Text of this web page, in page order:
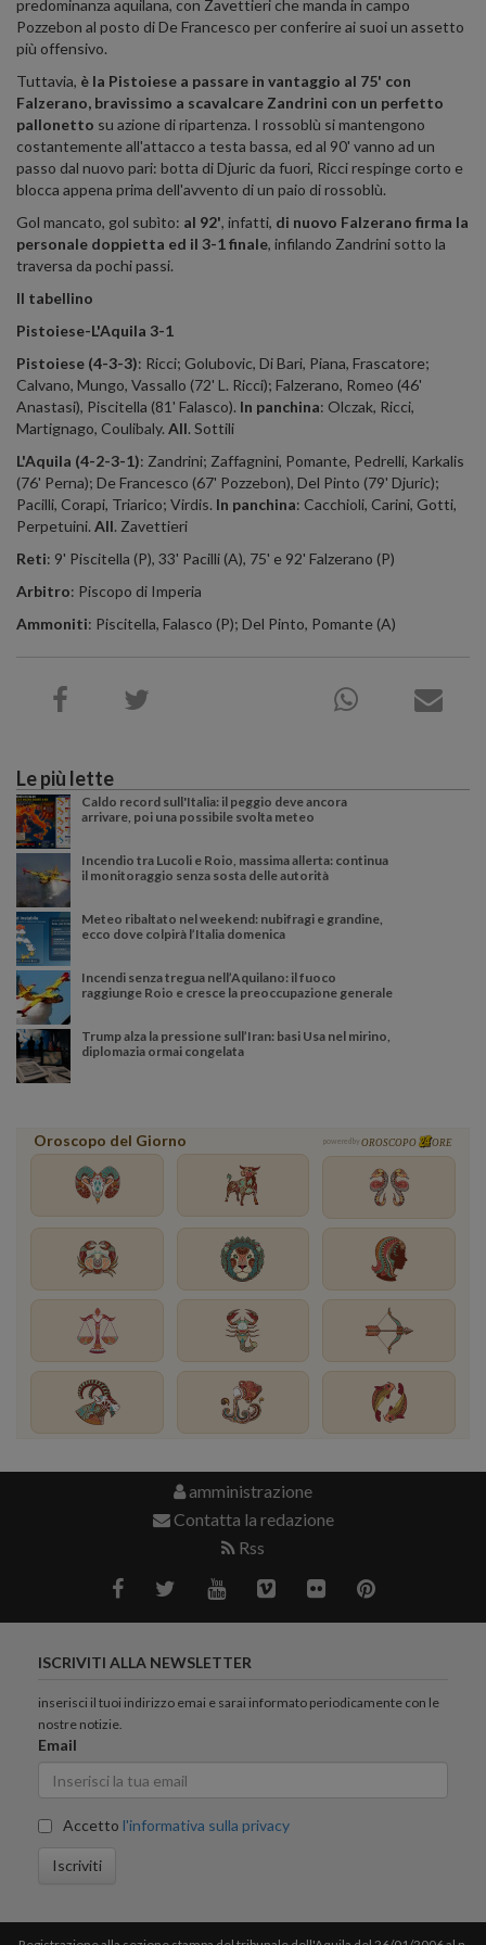
predominanza aquilana, con Zavettieri che manda in campo
Pozzebon al posto di De Francesco per conferire ai suoi un assetto
più offensivo.
Tuttavia, è la Pistoiese a passare in vantaggio al 75' con
Falzerano, bravissimo a scavalcare Zandrini con un perfetto
pallonetto su azione di ripartenza. I rossoblù si mantengono
costantemente all'attacco a testa bassa, ed al 90' vanno ad un
passo dal nuovo pari: botta di Djuric da fuori, Ricci respinge corto e
blocca appena prima dell'avvento di un paio di rossoblù.
Gol mancato, gol subìto: al 92', infatti, di nuovo Falzerano firma la
personale doppietta ed il 3-1 finale, infilando Zandrini sotto la
traversa da pochi passi.
Il tabellino
Pistoiese-L'Aquila 3-1
Pistoiese (4-3-3): Ricci; Golubovic, Di Bari, Piana, Frascatore;
Calvano, Mungo, Vassallo (72' L. Ricci); Falzerano, Romeo (46'
Anastasi), Piscitella (81' Falasco). In panchina: Olczak, Ricci,
Martignago, Coulibaly. All. Sottili
L'Aquila (4-2-3-1): Zandrini; Zaffagnini, Pomante, Pedrelli, Karkalis
(76' Perna); De Francesco (67' Pozzebon), Del Pinto (79' Djuric);
Pacilli, Corapi, Triarico; Virdis. In panchina: Cacchioli, Carini, Gotti,
Perpetuini. All. Zavettieri
Reti: 9' Piscitella (P), 33' Pacilli (A), 75' e 92' Falzerano (P)
Arbitro: Piscopo di Imperia
Ammoniti: Piscitella, Falasco (P); Del Pinto, Pomante (A)
Le più lette
Caldo record sull'Italia: il peggio deve ancora
arrivare, poi una possibile svolta meteo
Incendio tra Lucoli e Roio, massima allerta: continua
il monitoraggio senza sosta delle autorità
Meteo ribaltato nel weekend: nubifragi e grandine,
ecco dove colpirà l’Italia domenica
Incendi senza tregua nell’Aquilano: il fuoco
raggiunge Roio e cresce la preoccupazione generale
Trump alza la pressione sull’Iran: basi Usa nel mirino,
diplomazia ormai congelata
Oroscopo del Giorno powered by OROSCOPO ORE
amministrazione
Contatta la redazione
Rss
ISCRIVITI ALLA NEWSLETTER
inserisci il tuoi indirizzo emai e sarai informato periodicamente con le
nostre notizie.
Email
Accetto l'informativa sulla privacy
Iscriviti